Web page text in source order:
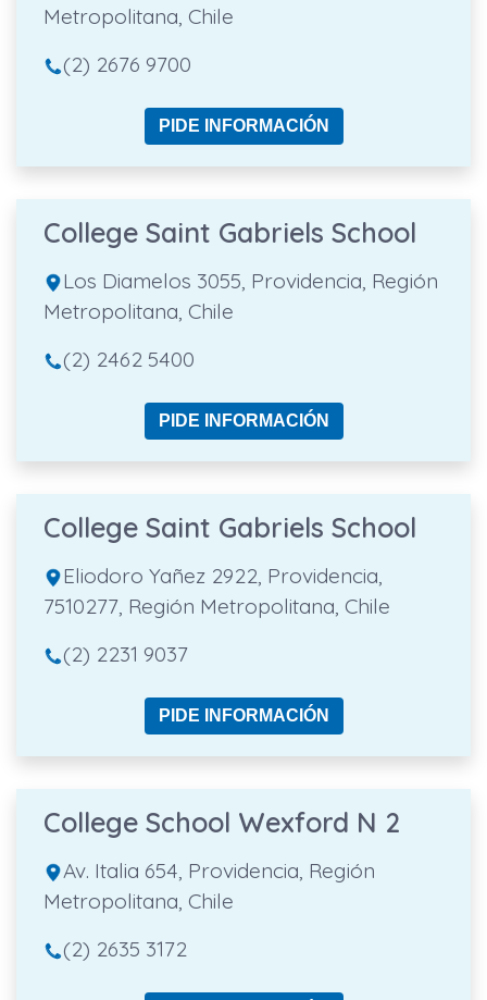
Metropolitana, Chile
(2) 2676 9700
PIDE INFORMACIÓN
College Saint Gabriels School
Los Diamelos 3055, Providencia, Región
Metropolitana, Chile
(2) 2462 5400
PIDE INFORMACIÓN
College Saint Gabriels School
Eliodoro Yañez 2922, Providencia,
7510277, Región Metropolitana, Chile
(2) 2231 9037
PIDE INFORMACIÓN
College School Wexford N 2
Av. Italia 654, Providencia, Región
Metropolitana, Chile
(2) 2635 3172